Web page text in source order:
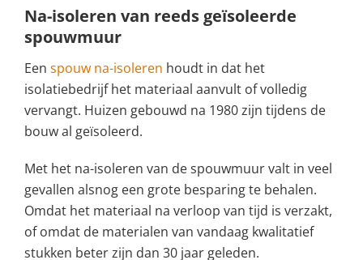
Na-isoleren van reeds geïsoleerde
spouwmuur
Een spouw na-isoleren houdt in dat het
isolatiebedrijf het materiaal aanvult of volledig
vervangt. Huizen gebouwd na 1980 zijn tijdens de
bouw al geïsoleerd.
Met het na-isoleren van de spouwmuur valt in veel
gevallen alsnog een grote besparing te behalen.
Omdat het materiaal na verloop van tijd is verzakt,
of omdat de materialen van vandaag kwalitatief
stukken beter zijn dan 30 jaar geleden.